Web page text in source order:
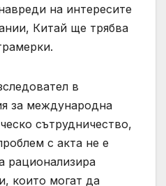
на интересите
Китай ще трябва
в
за международна
сътрудничество,
с акта не е
рационализира
които могат да